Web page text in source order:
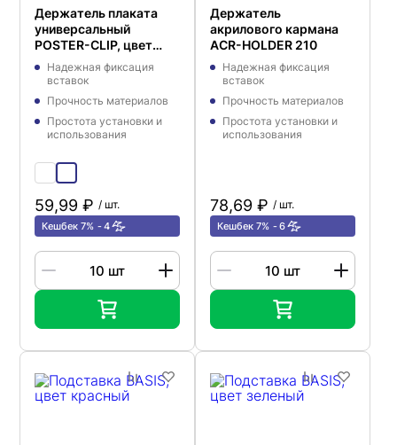
Держатель плаката
универсальный
POSTER-CLIP, цвет
черный
Надежная фиксация
вставок
Прочность материалов
Простота установки и
использования
59,99 ₽ / шт.
Кешбек 7% 4
Держатель
акрилового кармана
ACR-HOLDER 210
Надежная фиксация
вставок
Прочность материалов
Простота установки и
использования
78,69 ₽ / шт.
Кешбек 7% 6